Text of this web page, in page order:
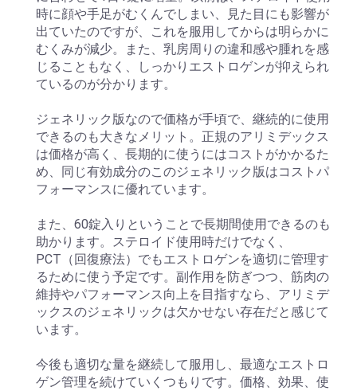
時に顔や手足がむくんでしまい、見た目にも影響が
出ていたのですが、これを服用してからは明らかに
むくみが減少。また、乳房周りの違和感や腫れを感
じることもなく、しっかりエストロゲンが抑えられ
ているのが分かります。
ジェネリック版なので価格が手頃で、継続的に使用
できるのも大きなメリット。正規のアリミデックス
は価格が高く、長期的に使うにはコストがかかるた
め、同じ有効成分のこのジェネリック版はコストパ
フォーマンスに優れています。
また、60錠入りということで長期間使用できるのも
助かります。ステロイド使用時だけでなく、
PCT（回復療法）でもエストロゲンを適切に管理す
るために使う予定です。副作用を防ぎつつ、筋肉の
維持やパフォーマンス向上を目指すなら、アリミデ
ックスのジェネリックは欠かせない存在だと感じて
います。
今後も適切な量を継続して服用し、最適なエストロ
ゲン管理を続けていくつもりです。価格、効果、使